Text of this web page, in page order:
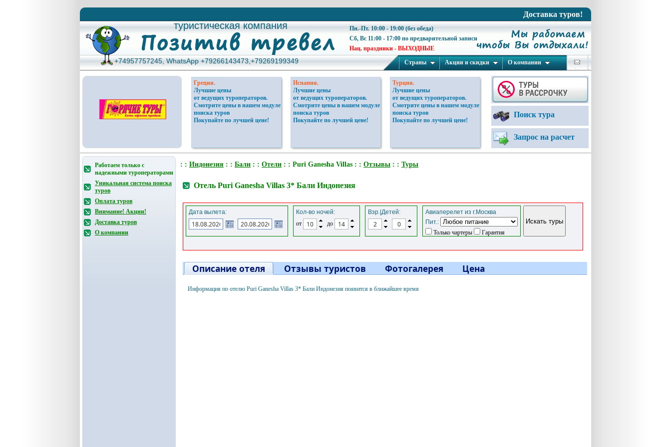
Доставка туров!
туристическая компания
туристическая компания
Пн.-Пт. 10:00 - 19:00 (без обеда)
Сб, Вс 11:00 - 17:00 по предварительной записи
Нац. праздники - ВЫХОДНЫЕ
+74957757245, WhatsApp +79266143473,+79269199349
+74957757245, WhatsApp +79266143473,+79269199349 Страны Акции и скидки О компании
Греция.
Лучшие цены
от ведущих туроператоров.
Смотрите цены в нашем модуле
поиска туров
Покупайте по лучшей цене!
Испания.
Лучшие цены
от ведущих туроператоров.
Смотрите цены в нашем модуле
поиска туров
Покупайте по лучшей цене!
Турция.
Лучшие цены
от ведущих туроператоров.
Смотрите цены в нашем модуле
поиска туров
Покупайте по лучшей цене!
Поиск тура
Запрос на расчет
Работаем только с
надежными туроператорами
Уникальная система поиска
туров
Оплата туров
Внимание! Акции!
Доставка туров
О компании
: : Индонезия : : Бали : : Отели : : Puri Ganesha Villas : : Отзывы : : Туры
Отель Puri Ganesha Villas 3* Бали Индонезия
Дата вылета:
Кол-во ночей:
от
до
Взр.|Детей:
Авиаперелет из г.Москва
Пит.:
Только чартеры
Гарантия
Описание отеля Отзывы туристов Фотогалерея Цена
Информация по отелю Puri Ganesha Villas 3* Бали Индонезия появится в ближайшее время